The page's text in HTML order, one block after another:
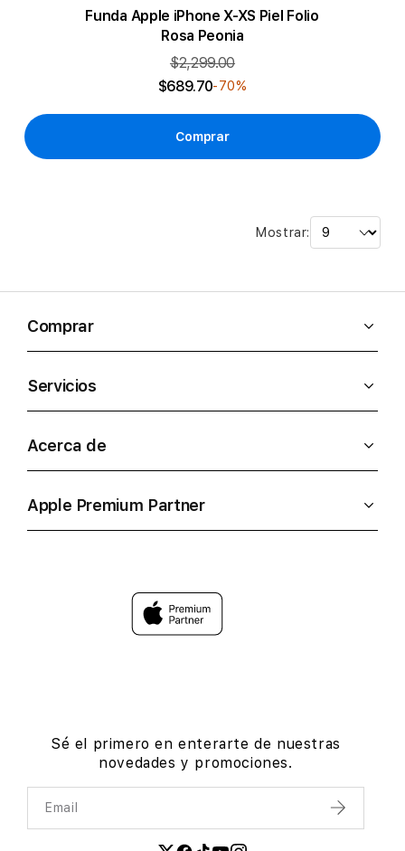
Funda Apple iPhone X-XS Piel Folio
Rosa Peonia
$2,299.00
$689.70-70%
Comprar
Mostrar:
Comprar
Servicios
Acerca de
Apple Premium Partner
Sé el primero en enterarte de nuestras
novedades y promociones.
Email